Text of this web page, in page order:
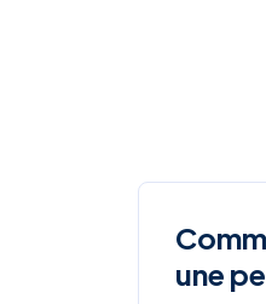
une